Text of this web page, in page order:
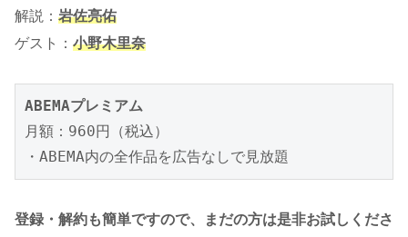
解説： 岩佐亮佑
ゲスト： 小野木里奈
ABEMAプレミアム
月額：960円（税込）
・ABEMA内の全作品を広告なしで見放題
登録・解約も簡単ですので、まだの方は是非お試しくださ